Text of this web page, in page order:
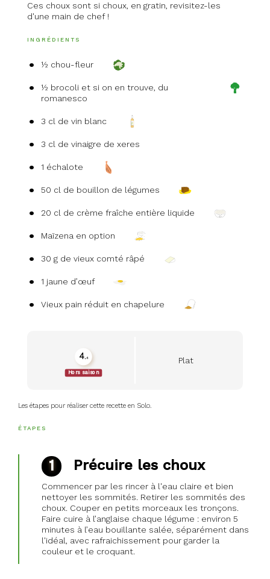
Ces choux sont si choux, en gratin, revisitez-les
d'une main de chef !
INGRÉDIENTS
½ chou-fleur
½ brocoli et si on en trouve, du
romanesco
3 cl de vin blanc
3 cl de vinaigre de xeres
1 échalote
50 cl de bouillon de légumes
20 cl de crème fraîche entière liquide
Maïzena en option
30 g de vieux comté râpé
1 jaune d’œuf
Vieux pain réduit en chapelure
seasonality_view_content
4.4
Hors saison
Plat
Les étapes pour réaliser cette recette en Solo.
ÉTAPES
Précuire les choux
Commencer par les rincer à l'eau claire et bien
nettoyer les sommités. Retirer les sommités des
choux. Couper en petits morceaux les tronçons.
Faire cuire à l’anglaise chaque légume : environ 5
minutes à l’eau bouillante salée, séparément dans
l'idéal, avec rafraichissement pour garder la
couleur et le croquant.